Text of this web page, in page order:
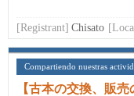
[Registrant] Chisato
Compartiendo nuestras
【古本の交換、販